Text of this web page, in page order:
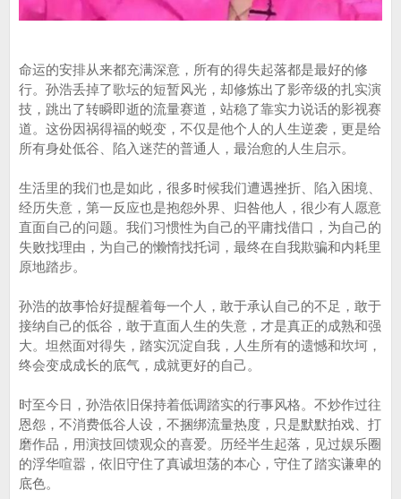
命运的安排从来都充满深意，所有的得失起落都是最好的修
行。孙浩丢掉了歌坛的短暂风光，却修炼出了影帝级的扎实演
技，跳出了转瞬即逝的流量赛道，站稳了靠实力说话的影视赛
道。这份因祸得福的蜕变，不仅是他个人的人生逆袭，更是给
所有身处低谷、陷入迷茫的普通人，最治愈的人生启示。
生活里的我们也是如此，很多时候我们遭遇挫折、陷入困境、
经历失意，第一反应也是抱怨外界、归咎他人，很少有人愿意
直面自己的问题。我们习惯性为自己的平庸找借口，为自己的
失败找理由，为自己的懒惰找托词，最终在自我欺骗和内耗里
原地踏步。
孙浩的故事恰好提醒着每一个人，敢于承认自己的不足，敢于
接纳自己的低谷，敢于直面人生的失意，才是真正的成熟和强
大。坦然面对得失，踏实沉淀自我，人生所有的遗憾和坎坷，
终会变成成长的底气，成就更好的自己。
时至今日，孙浩依旧保持着低调踏实的行事风格。不炒作过往
恩怨，不消费低谷人设，不捆绑流量热度，只是默默拍戏、打
磨作品，用演技回馈观众的喜爱。历经半生起落，见过娱乐圈
的浮华喧嚣，依旧守住了真诚坦荡的本心，守住了踏实谦卑的
底色。